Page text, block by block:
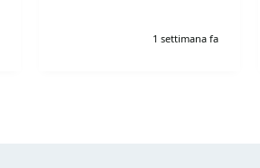
1 settimana fa